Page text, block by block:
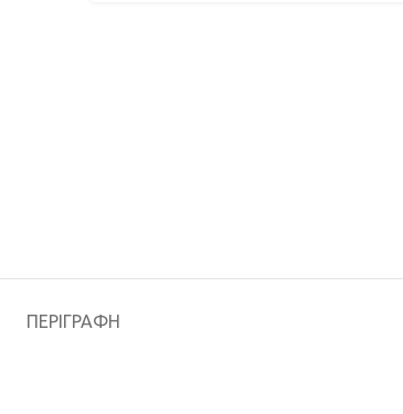
ΠΕΡΙΓΡΑΦΉ